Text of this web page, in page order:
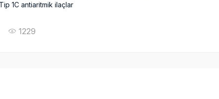
Tip 1C antiaritmik ilaçlar
1229